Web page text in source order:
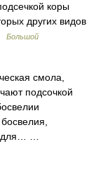
коры
других видов
Большой
смола,
подсочкой
для… …